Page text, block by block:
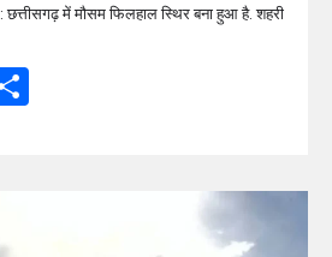
में मौसम फिलहाल स्थिर बना हुआ है. शहरी